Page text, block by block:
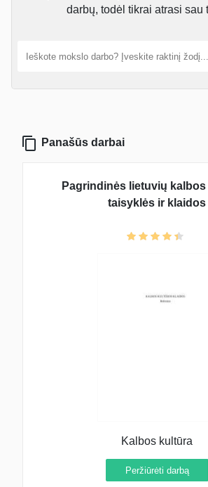
darbų, todėl tikrai atrasi sau
Panašūs darbai
Pagrindinės lietuvių
taisyklės ir klaidos
Kalbos kultūra
Peržiūrėti darbą